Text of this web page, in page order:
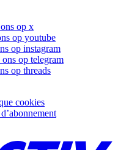
op x
op youtube
op instagram
op telegram
op threads
cookies